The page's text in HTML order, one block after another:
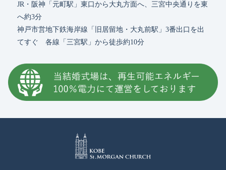
JR・阪神「元町駅」東口から大丸方面へ、三宮中央通りを東
へ約3分
神戸市営地下鉄海岸線「旧居留地・大丸前駅」3番出口を出
てすぐ 各線「三宮駅」から徒歩約10分